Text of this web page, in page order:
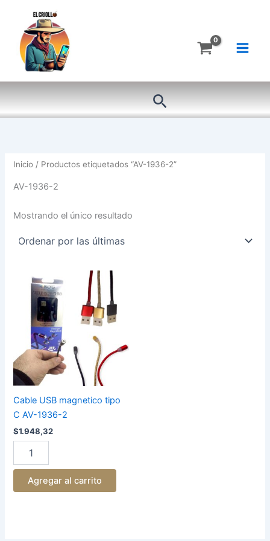
contenido
Buscar
Inicio / Productos etiquetados “AV-1936-2”
AV-1936-2
Mostrando el único resultado
Cable USB magnetico tipo
C AV-1936-2
$1.948,32
Cable
magnetico
1936-
2
cantidad
Agregar al carrito